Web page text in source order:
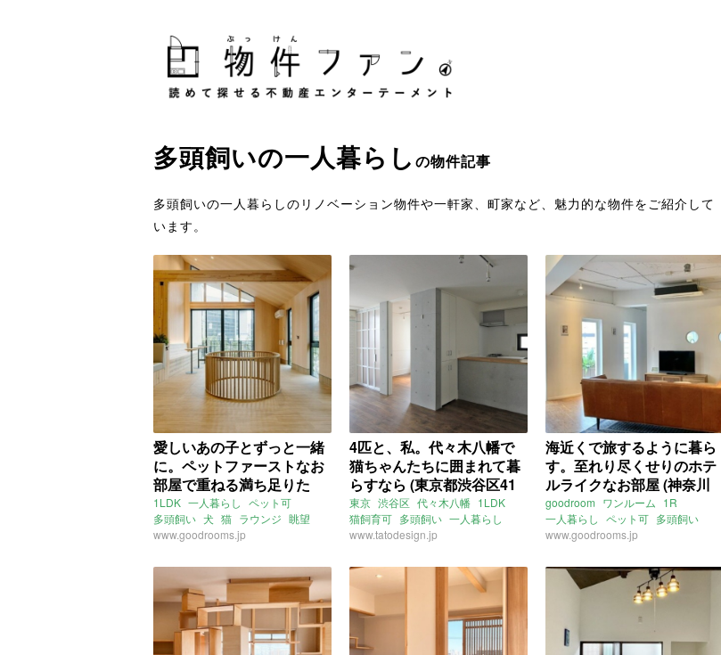
多頭飼いの一人暮らし の物件記事
多頭飼いの一人暮らしのリノベーション物件や一軒家、町家など、魅力的な物件をご紹介して
います。
愛しいあの子とずっと一緒
に。ペットファーストなお
部屋で重ねる満ち足りた
日々。(東京都江東区36㎡の
賃貸物件)
1LDK 一人暮らし ペット可
多頭飼い 犬 猫 ラウンジ 眺望
公園 東京 江東区
ライター：増成かおり 賃貸
www.goodrooms.jp
4匹と、私。代々木八幡で
猫ちゃんたちに囲まれて暮
らすなら (東京都渋谷区41
㎡の賃貸物件)
東京 渋谷区 代々木八幡 1LDK
猫飼育可 多頭飼い 一人暮らし
二人暮らし 賃貸
www.tatodesign.jp
海近くで旅するように暮ら
す。至れり尽くせりのホテ
ルライクなお部屋 (神奈川
県茅ヶ崎市19㎡の賃貸物件)
goodroom ワンルーム 1R
一人暮らし ペット可 多頭飼い
小型犬 猫 共有スペース
ネット無料 リモートワーク
在宅ワーク トランクルーム
ビーチ 神奈川
湘南新宿ライン高海
平塚駅
北茅ヶ崎駅
浜見平団地 ライター：増成かおり
www.goodrooms.jp